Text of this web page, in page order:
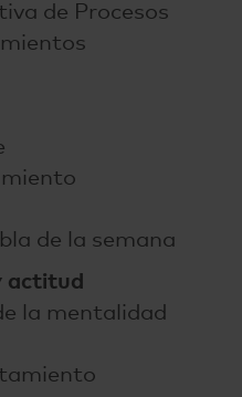
de Procesos
de la semana
actitud
la mentalidad